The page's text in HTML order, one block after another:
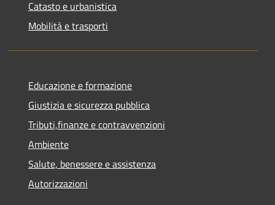
Catasto e urbanistica
Mobilità e trasporti
Educazione e formazione
Giustizia e sicurezza pubblica
Tributi,finanze e contravvenzioni
Ambiente
Salute, benessere e assistenza
Autorizzazioni